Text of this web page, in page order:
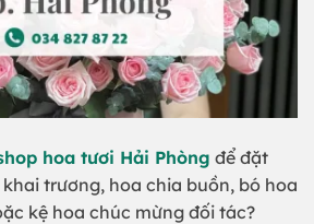
hoa tươi Hải Phòng để đặt
trương, hoa chia buồn, bó hoa
kệ hoa chúc mừng đối tác?